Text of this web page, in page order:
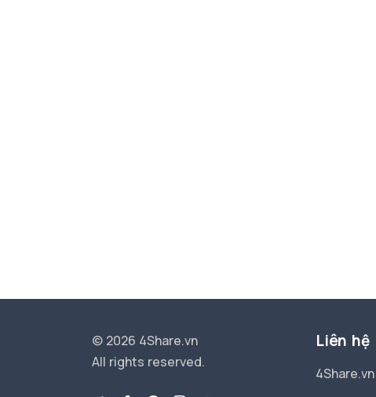
© 2026 4Share.vn
All rights reserved.
Liên hệ
4Share.vn